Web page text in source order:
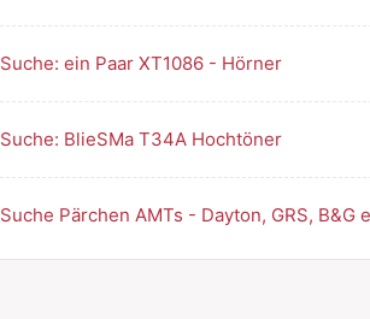
Suche: ein Paar XT1086 - Hörner
Suche: BlieSMa T34A Hochtöner
Suche Pärchen AMTs - Dayton, GRS, B&G